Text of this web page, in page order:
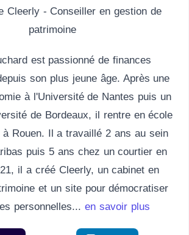
Cleerly - Conseiller en gestion de
patrimoine
est passionné de finances
son plus jeune âge. Après une
à l'Université de Nantes puis un
de Bordeaux, il rentre en école
à Rouen. Il a travaillé 2 ans au sein
puis 5 ans chez un courtier en
il a créé Cleerly, un cabinet en
et un site pour démocratiser
personnelles... en savoir plus